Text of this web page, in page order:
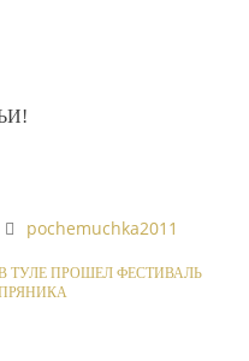
pochemuchka2011
ТУЛЕ ПРОШЕЛ ФЕСТИВАЛЬ